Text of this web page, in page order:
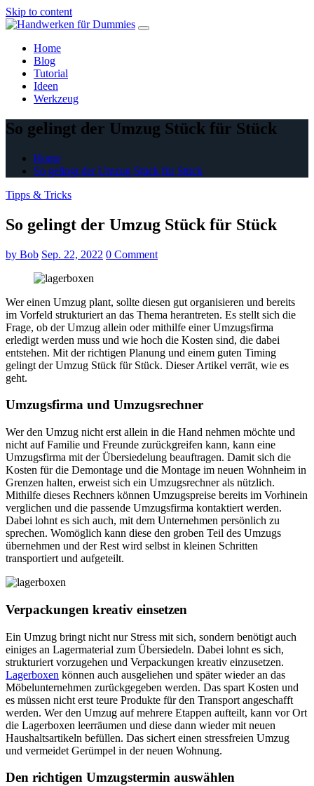
Skip to content
Home
Blog
Tutorial
Ideen
Werkzeug
So gelingt der Umzug Stück für Stück
Home
So gelingt der Umzug Stück für Stück
Tipps & Tricks
So gelingt der Umzug Stück für Stück
by Bob Sep. 22, 2022 0 Comment
Wer einen Umzug plant, sollte diesen gut organisieren und bereits
im Vorfeld strukturiert an das Thema herantreten. Es stellt sich die
Frage, ob der Umzug allein oder mithilfe einer Umzugsfirma
erledigt werden muss und wie hoch die Kosten sind, die dabei
entstehen. Mit der richtigen Planung und einem guten Timing
gelingt der Umzug Stück für Stück. Dieser Artikel verrät, wie es
geht.
Umzugsfirma und Umzugsrechner
Wer den Umzug nicht erst allein in die Hand nehmen möchte und
nicht auf Familie und Freunde zurückgreifen kann, kann eine
Umzugsfirma mit der Übersiedelung beauftragen. Damit sich die
Kosten für die Demontage und die Montage im neuen Wohnheim in
Grenzen halten, erweist sich ein Umzugsrechner als nützlich.
Mithilfe dieses Rechners können Umzugspreise bereits im Vorhinein
verglichen und die passende Umzugsfirma kontaktiert werden.
Dabei lohnt es sich auch, mit dem Unternehmen persönlich zu
sprechen. Womöglich kann diese den groben Teil des Umzugs
übernehmen und der Rest wird selbst in kleinen Schritten
transportiert und aufgeteilt.
Verpackungen kreativ einsetzen
Ein Umzug bringt nicht nur Stress mit sich, sondern benötigt auch
einiges an Lagermaterial zum Übersiedeln. Dabei lohnt es sich,
strukturiert vorzugehen und Verpackungen kreativ einzusetzen.
Lagerboxen können auch ausgeliehen und später wieder an das
Möbelunternehmen zurückgegeben werden. Das spart Kosten und
es müssen nicht erst teure Produkte für den Transport angeschafft
werden. Wer den Umzug auf mehrere Etappen aufteilt, kann vor Ort
die Lagerboxen leerräumen und diese dann wieder mit neuen
Haushaltsartikeln befüllen. Das sichert einen stressfreien Umzug
und vermeidet Gerümpel in der neuen Wohnung.
Den richtigen Umzugstermin auswählen